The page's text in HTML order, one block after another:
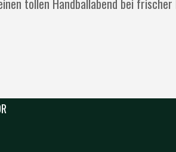
tollen Handballabend bei